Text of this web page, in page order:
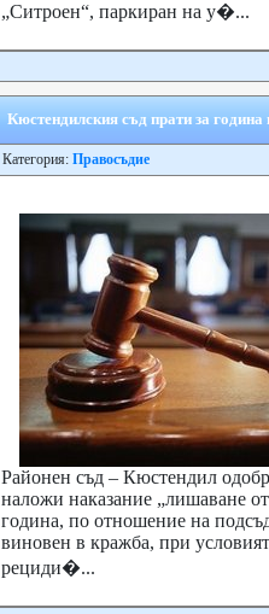
„Ситроен“, паркиран на у�...
Кюстендилския съд прати за година
Категория: Правосъдие
Районен съд – Кюстендил
наложи наказание „лишаване
година, по отношение на
виновен в кражба, при
рециди�...